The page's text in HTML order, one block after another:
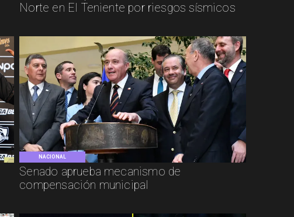
Norte en El Teniente por riesgos sísmicos
NACIONAL
Senado aprueba mecanismo de
compensación municipal